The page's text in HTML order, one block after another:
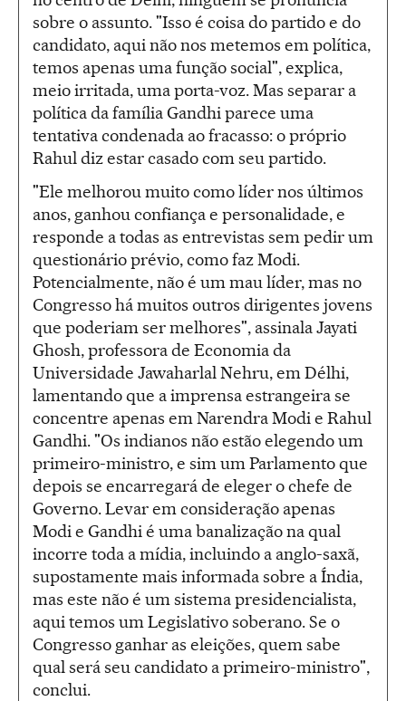
sobre o assunto. "Isso é coisa do partido e do
candidato, aqui não nos metemos em política,
temos apenas uma função social", explica,
meio irritada, uma porta-voz. Mas separar a
política da família Gandhi parece uma
tentativa condenada ao fracasso: o próprio
Rahul diz estar casado com seu partido.
"Ele melhorou muito como líder nos últimos
anos, ganhou confiança e personalidade, e
responde a todas as entrevistas sem pedir um
questionário prévio, como faz Modi.
Potencialmente, não é um mau líder, mas no
Congresso há muitos outros dirigentes jovens
que poderiam ser melhores", assinala Jayati
Ghosh, professora de Economia da
Universidade Jawaharlal Nehru, em Délhi,
lamentando que a imprensa estrangeira se
concentre apenas em Narendra Modi e Rahul
Gandhi. "Os indianos não estão elegendo um
primeiro-ministro, e sim um Parlamento que
depois se encarregará de eleger o chefe de
Governo. Levar em consideração apenas
Modi e Gandhi é uma banalização na qual
incorre toda a mídia, incluindo a anglo-saxã,
supostamente mais informada sobre a Índia,
mas este não é um sistema presidencialista,
aqui temos um Legislativo soberano. Se o
Congresso ganhar as eleições, quem sabe
qual será seu candidato a primeiro-ministro",
conclui.